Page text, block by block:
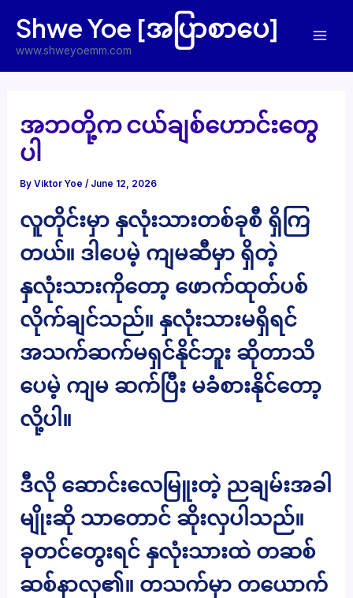
content
Shwe Yoe [အပြာစာပေ]
www.shweyoemm.com
အဘတို့က ငယ်ချစ်ဟောင်းတွေ
ပါ
ByViktor Yoe/ June 12, 2026
လူတိုင်းမှာ နှလုံးသားတစ်ခုစီ ရှိကြ
တယ်။ ဒါပေမဲ့ ကျမဆီမှာ ရှိတဲ့
နှလုံးသားကိုတော့ ဖောက်ထုတ်ပစ်
လိုက်ချင်သည်။ နှလုံးသားမရှိရင်
အသက်ဆက်မရှင်နိုင်ဘူး ဆိုတာသိ
ပေမဲ့ ကျမ ဆက်ပြီး မခံစားနိုင်တော့
လို့ပါ။
ဒီလို ဆောင်းလေမြူးတဲ့ ညချမ်းအခါ
မျိုးဆို သာတောင် ဆိုးလှပါသည်။
ခုတင်တွေးရင် နှလုံးသားထဲ တဆစ်
ဆစ်နာလှ၏။ တသက်မှာ တယောက်